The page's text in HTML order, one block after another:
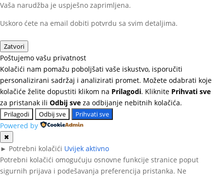
Vaša narudžba je uspješno zaprimljena.
Uskoro ćete na email dobiti potvrdu sa svim detaljima.
Zatvori
Poštujemo vašu privatnost
Kolačići nam pomažu poboljšati vaše iskustvo, isporučiti
personalizirani sadržaj i analizirati promet. Možete odabrati koje
kolačiće želite dopustiti klikom na Prilagodi. Kliknite Prihvati sve
za pristanak ili Odbij sve za odbijanje nebitnih kolačića.
Prilagodi Odbij sve Prihvati sve
Powered by
✖
► Potrebni kolačići Uvijek aktivno
Potrebni kolačići omogućuju osnovne funkcije stranice poput
sigurnih prijava i podešavanja preferencija pristanka. Ne